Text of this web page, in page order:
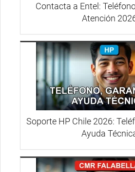
Contacta a Entel:
Atención
Soporte HP Chile 2026:
Ayuda